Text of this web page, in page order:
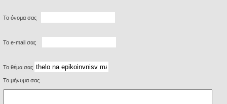
Το όνομα σας
Το e-mail σας
Το θέμα σας
Το μήνυμα σας